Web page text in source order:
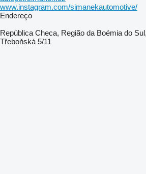
www.instagram.com/simanekautomotive/
Endereço
República Checa, Região da Boémia do
Třeboňská 5/11